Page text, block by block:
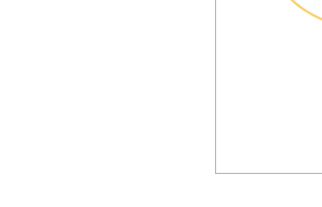
光售后服务中心（需提前预约）
光售后服务中心（需提前预约）
光售后服务中心（需提前预约）
时光售后服务中心（需提前预约）
时光售后服务中心（需提前预约）
时光售后服务中心（需提前预约）
表时光售后服务中心（需提前预约）